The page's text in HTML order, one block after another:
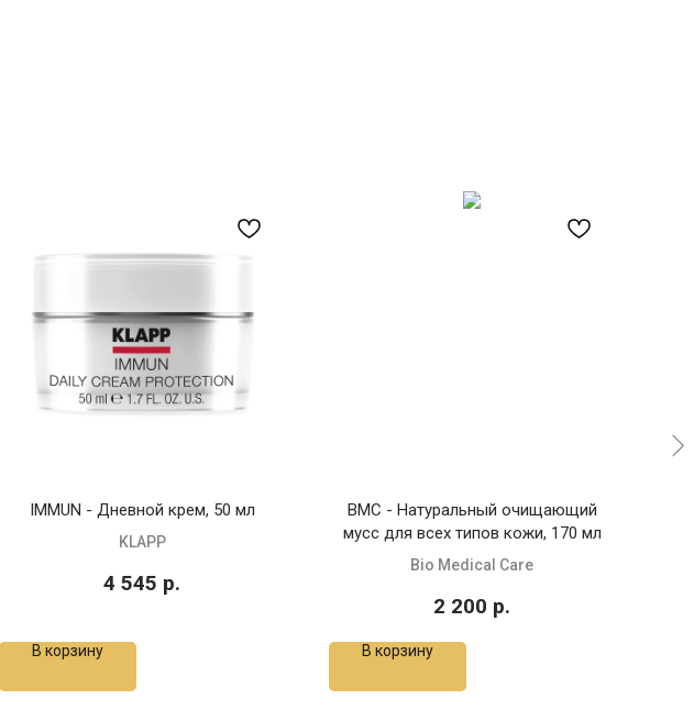
IMMUN - Дневной крем, 50 мл
KLAPP
4 545 р.
В корзину
BMC - Натуральный очищающий
мусс для всех типов кожи, 170 мл
Bio Medical Care
2 200 р.
В корзину